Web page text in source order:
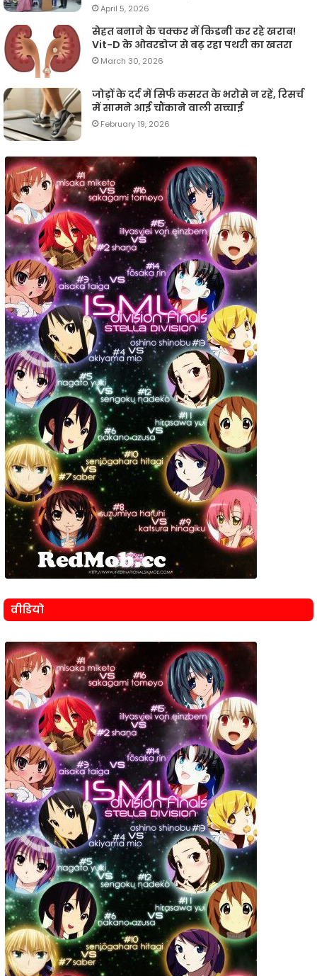
April 5, 2026
सेहत बनाने के चक्कर में किडनी कर रहे खराब!
Vit-D के ओवरडोज से बढ़ रहा पथरी का खतरा
March 30, 2026
जोड़ों के दर्द में सिर्फ कसरत के भरोसे न रहें, रिसर्च
में सामने आई चौंकाने वाली सच्चाई
February 19, 2026
वीडियो